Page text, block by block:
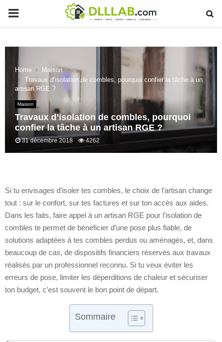
PRIMARY
Home
Maison
Travaux d’isolation de combles, pourquoi confier la tâche à un
artisan RGE ?
Maison
Travaux d’isolation de combles, pourquoi
confier la tâche à un artisan RGE ?
31 décembre 2018 4262
Si tu envisages d’isoler tes combles, le choix de l’artisan change
tout : sur le confort, sur tes factures et sur ton accès aux aides.
Dans les faits, faire appel à un artisan RGE pour l’isolation de
combles te permet de bénéficier d’une pose plus fiable, de
solutions adaptées à tes combles perdus ou aménagés, et, dans
beaucoup de cas, de dispositifs financiers réservés aux travaux
réalisés par un professionnel reconnu. Si tu veux éviter les
erreurs de pose, limiter les déperditions de chaleur et sécuriser
ton budget, c’est souvent le bon point de départ.
Sommaire